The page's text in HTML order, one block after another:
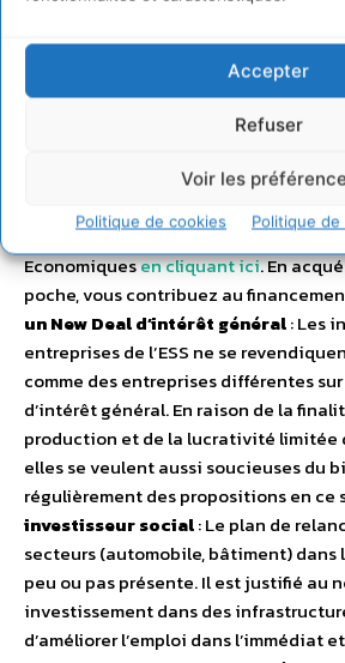
Accepter
Refuser
Voir les
Politique de cookies Politique
; elles s’enchaînent et ne prennent tout
mettant en lumière le lien entre
personnel et l’action collective pour
respectant l’Homme et
sont présentées dans ce document
25 novembre prochain que vous
prix unitaire de 9,50 € sur le site
Economiquesen cliquant ici. En
poche, vous contribuez au
un New Deal d’intérêt général: Les
entreprises de l’ESS ne se
comme des entreprises différentes
d’intérêt général. En raison de la
production et de la lucrativité limitée
elles se veulent aussi soucieuses du
régulièrement des propositions en ce
investisseur social: Le plan de
secteurs (automobile, bâtiment) dans
peu ou pas présente. Il est justifié au
investissement dans des
d’améliorer l’emploi dans l’immédiat